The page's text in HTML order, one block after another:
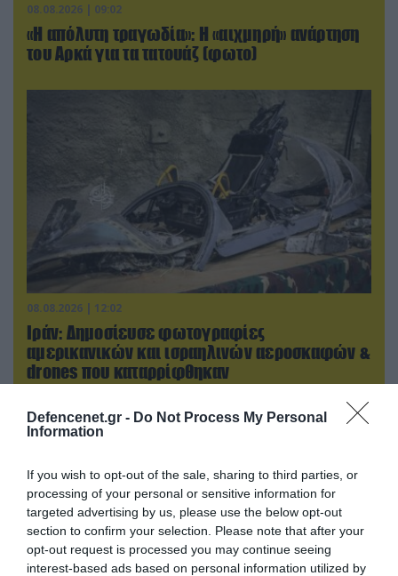
Defencenet.gr - Do Not Process My Personal
Information
If you wish to opt-out of the sale, sharing to third parties, or
processing of your personal or sensitive information for
targeted advertising by us, please use the below opt-out
section to confirm your selection. Please note that after your
opt-out request is processed you may continue seeing
interest-based ads based on personal information utilized by
08.08.2026 | 09:02
«Η απόλυτη τραγωδία»: Η «αιχμηρή» ανάρτηση
του Αρκά για τα τατουάζ (φωτο)
08.08.2026 | 12:02
Ιράν: Δημοσίευσε φωτογραφίες
αμερικανικών και ισραηλινών αεροσκαφών &
drones που καταρρίφθηκαν